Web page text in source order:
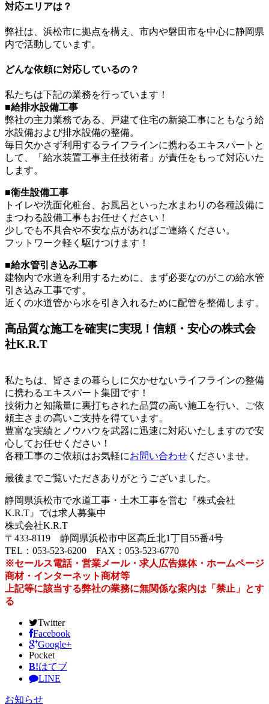
対応エリアは？
弊社は、浜松市に拠点を構え、市内や磐田市を中心に静岡県
内で活動しています。
どんな依頼に対応しているの？
私たちは下記の業務を行っています！
■給排水設備工事
弊社の主力業務である、戸建て住宅の新築工事にともなう給
水設備および排水設備の整備。
毎日欠かさず利用するライフラインに携わるエキスパートと
して、「給水装置工事主任技術者」が責任をもって対応いた
します。
■衛生設備工事
トイレや洗面化粧台、お風呂といった水まわりの各種設備に
まつわる設備工事もお任せください！
少しでも不具合や不安な点があればご連絡ください。
フットワーク軽く駆けつけます！
■給水管引き込み工事
建物内で水道を利用するために、まず必要なのがこの給水管
引き込み工事です。
近くの水道管から水を引き入れるために配管を整備します。
高品質な施工を確実に実現！信頼・安心の株式会
社K.R.T
私たちは、皆さまの暮らしに欠かせないライフラインの整備
に携わるエキスパート集団です！
技術力と知識量に裏打ちされた品質の高い施工を行い、ご依
頼主さまの高いご支持を得ています。
豊富な実績とノウハウを武器に迅速に対応いたしますので安
心してお任せください！
各種工事のご依頼はお気軽にお問い合わせ くださいませ。
最後までご覧いただきありがとうございました。
静岡県浜松市で水道工事・土木工事を営む『株式会社
K.R.T』では求人募集中
株式会社K.R.T
〒433-8119 静岡県浜松市中区高丘北1丁目55番4号
TEL：053-523-6200 FAX：053-523-6770
※セールス電話・営業メール・求人広告媒体・ホームページ
商材・インターネット商材等
上記等に該当する弊社の業務に無関係な案内は「禁止」とす
る
Twitter
Facebook
Google+
Pocket
B!はてブ
LINE
お知らせ